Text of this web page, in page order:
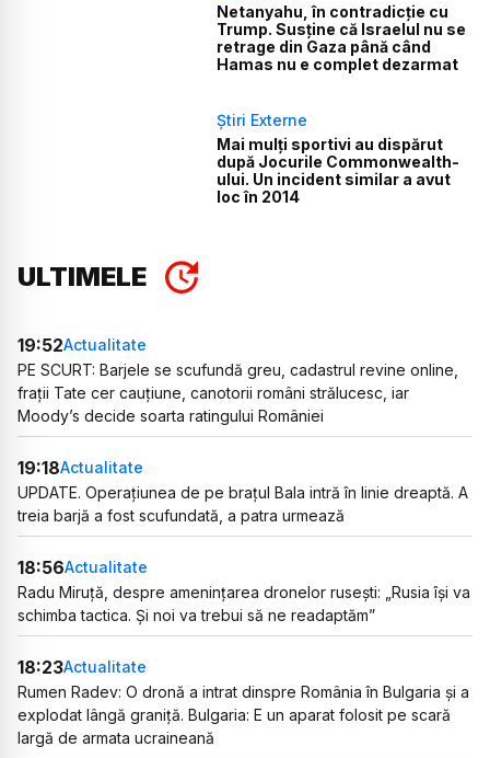
Netanyahu, în contradicție cu
Trump. Susține că Israelul nu se
retrage din Gaza până când
Hamas nu e complet dezarmat
Știri Externe
Mai mulți sportivi au dispărut
după Jocurile Commonwealth-
ului. Un incident similar a avut
loc în 2014
ULTIMELE
19:52Actualitate
PE SCURT: Barjele se scufundă greu, cadastrul revine online,
frații Tate cer cauțiune, canotorii români strălucesc, iar
Moody’s decide soarta ratingului României
19:18Actualitate
UPDATE. Operațiunea de pe brațul Bala intră în linie dreaptă. A
treia barjă a fost scufundată, a patra urmează
18:56Actualitate
Radu Miruță, despre amenințarea dronelor rusești: „Rusia își va
schimba tactica. Și noi va trebui să ne readaptăm”
18:23Actualitate
Rumen Radev: O dronă a intrat dinspre România în Bulgaria și a
explodat lângă graniță. Bulgaria: E un aparat folosit pe scară
largă de armata ucraineană